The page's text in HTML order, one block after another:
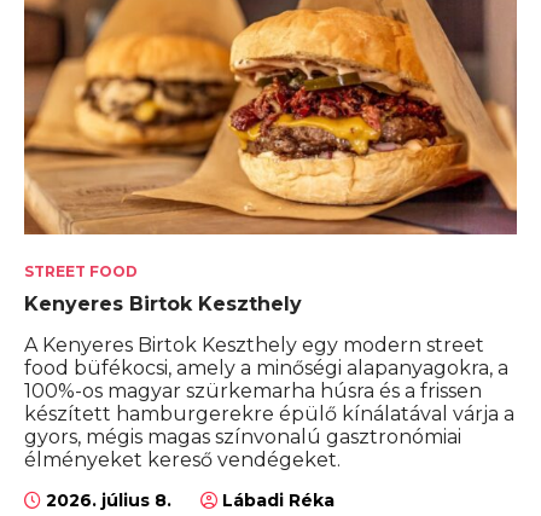
STREET FOOD
Kenyeres Birtok Keszthely
A Kenyeres Birtok Keszthely egy modern street
food büfékocsi, amely a minőségi alapanyagokra, a
100%-os magyar szürkemarha húsra és a frissen
készített hamburgerekre épülő kínálatával várja a
gyors, mégis magas színvonalú gasztronómiai
élményeket kereső vendégeket.
2026. július 8. Lábadi Réka